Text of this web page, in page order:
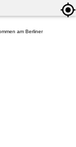
am Berliner